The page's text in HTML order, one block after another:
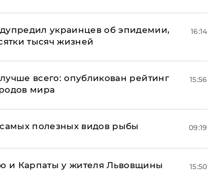
украинцев об эпидемии,
тысяч жизней
16:14
всего: опубликован рейтинг
мира
15:56
полезных видов рыбы 09:19
и Карпаты у жителя Львовщины
15:50